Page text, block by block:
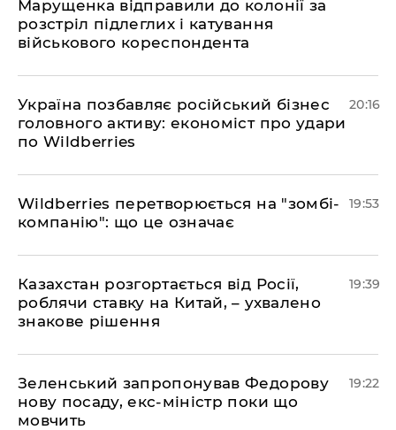
Марущенка відправили до колонії за
розстріл підлеглих і катування
військового кореспондента
​Україна позбавляє російський бізнес
головного активу: економіст про удари
по Wildberries
20:16
​Wildberries перетворюється на "зомбі-
компанію": що це означає
19:53
​Казахстан розгортається від Росії,
роблячи ставку на Китай, – ухвалено
знакове рішення
19:39
​Зеленський запропонував Федорову
нову посаду, екс-міністр поки що
мовчить
19:22